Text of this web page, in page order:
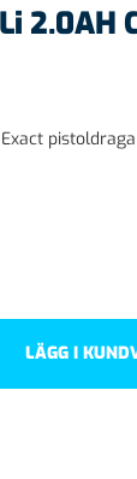
2.0AH
LÄGG I